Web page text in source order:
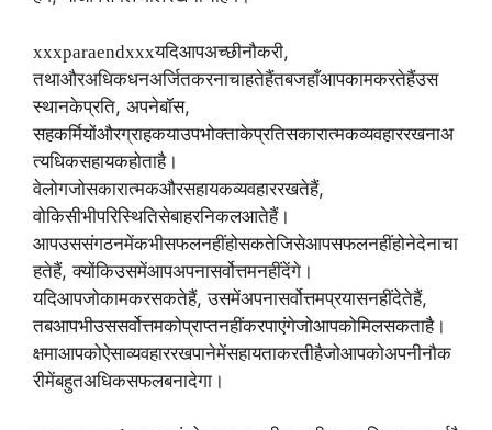
xxxparaendxxxयदिआपअच्छीनौकरी,
तथाऔरअधिकधनअर्जितकरनाचाहतेहैंतबजहाँआपकामकरतेहैंउस
स्थानकेप्रति, अपनेबॉस,
सहकर्मियोंऔरग्राहकयाउपभोक्ताकेप्रतिसकारात्मकव्यवहाररखनाअ
त्यधिकसहायकहोताहै।
वेलोगजोसकारात्मकऔरसहायकव्यवहाररखतेहैं,
वोकिसीभीपरिस्थितिसेबाहरनिकलआतेहैं।
आपउससंगठनमेंकभीसफलनहींहोसकतेजिसेआपसफलनहींहोनेदेनाचा
हतेहैं,क्योंकिउसमेंआपअपनासर्वोत्तमनहींदेंगे।
यदिआपजोकामकरसकतेहैं,उसमेंअपनासर्वोत्तमप्रयासनहींदेतेहैं,
तबआपभीउससर्वोत्तमकोप्राप्तनहींकरपाएंगेजोआपकोमिलसकताहै।
क्षमाआपकोऐसाव्यवहाररखपानेमेंसहायताकरतीहैजोआपकोअपनीनौक
रीमेंबहुतअधिकसफलबनादेगा।